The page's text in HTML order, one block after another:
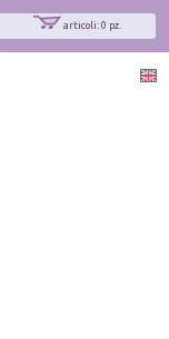
articoli: 0 pz.